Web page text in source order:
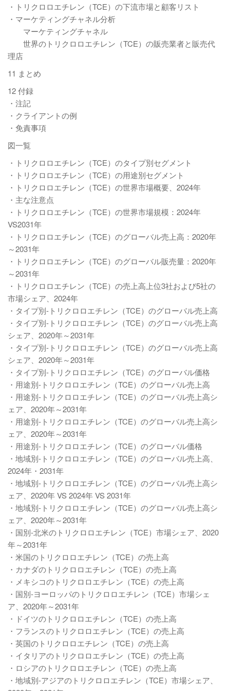
・トリクロロエチレン（TCE）の下流市場と顧客リスト
・マーケティングチャネル分析
マーケティングチャネル
世界のトリクロロエチレン（TCE）の販売業者と販売代
理店
11 まとめ
12 付録
・注記
・クライアントの例
・免責事項
図一覧
・トリクロロエチレン（TCE）のタイプ別セグメント
・トリクロロエチレン（TCE）の用途別セグメント
・トリクロロエチレン（TCE）の世界市場概要、2024年
・主な注意点
・トリクロロエチレン（TCE）の世界市場規模：2024年
VS2031年
・トリクロロエチレン（TCE）のグローバル売上高：2020年
～2031年
・トリクロロエチレン（TCE）のグローバル販売量：2020年
～2031年
・トリクロロエチレン（TCE）の売上高上位3社および5社の
市場シェア、2024年
・タイプ別-トリクロロエチレン（TCE）のグローバル売上高
・タイプ別-トリクロロエチレン（TCE）のグローバル売上高
シェア、2020年～2031年
・タイプ別-トリクロロエチレン（TCE）のグローバル売上高
シェア、2020年～2031年
・タイプ別-トリクロロエチレン（TCE）のグローバル価格
・用途別-トリクロロエチレン（TCE）のグローバル売上高
・用途別-トリクロロエチレン（TCE）のグローバル売上高シ
ェア、2020年～2031年
・用途別-トリクロロエチレン（TCE）のグローバル売上高シ
ェア、2020年～2031年
・用途別-トリクロロエチレン（TCE）のグローバル価格
・地域別-トリクロロエチレン（TCE）のグローバル売上高、
2024年・2031年
・地域別-トリクロロエチレン（TCE）のグローバル売上高シ
ェア、2020年 VS 2024年 VS 2031年
・地域別-トリクロロエチレン（TCE）のグローバル売上高シ
ェア、2020年～2031年
・国別-北米のトリクロロエチレン（TCE）市場シェア、2020
年～2031年
・米国のトリクロロエチレン（TCE）の売上高
・カナダのトリクロロエチレン（TCE）の売上高
・メキシコのトリクロロエチレン（TCE）の売上高
・国別-ヨーロッパのトリクロロエチレン（TCE）市場シェ
ア、2020年～2031年
・ドイツのトリクロロエチレン（TCE）の売上高
・フランスのトリクロロエチレン（TCE）の売上高
・英国のトリクロロエチレン（TCE）の売上高
・イタリアのトリクロロエチレン（TCE）の売上高
・ロシアのトリクロロエチレン（TCE）の売上高
・地域別-アジアのトリクロロエチレン（TCE）市場シェア、